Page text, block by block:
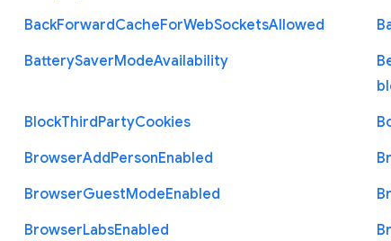
BackForwardCacheForWebSocketsAllowed
BatterySaverModeAvailability
BlockThirdPartyCookies
BrowserAddPersonEnabled
BrowserGuestModeEnabled
BrowserLabsEnabled